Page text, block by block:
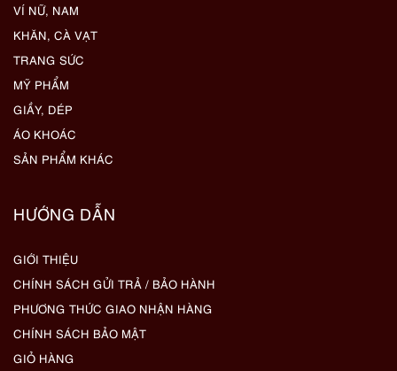
VÍ NỮ, NAM
KHĂN, CÀ VẠT
TRANG SỨC
MỸ PHẨM
GIẦY, DÉP
ÁO KHOÁC
SẢN PHẨM KHÁC
HƯỚNG DẪN
GIỚI THIỆU
CHÍNH SÁCH GỬI TRẢ / BẢO HÀNH
PHƯƠNG THỨC GIAO NHẬN HÀNG
CHÍNH SÁCH BẢO MẬT
GIỎ HÀNG